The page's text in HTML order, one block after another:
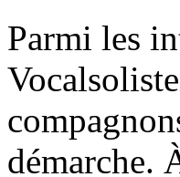
Parmi les
démarche.